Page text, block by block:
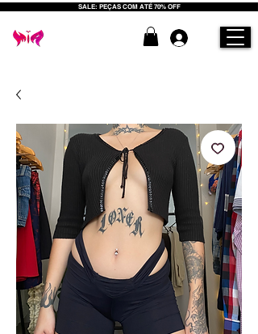
SALE: PEÇAS COM ATÉ 70% OFF